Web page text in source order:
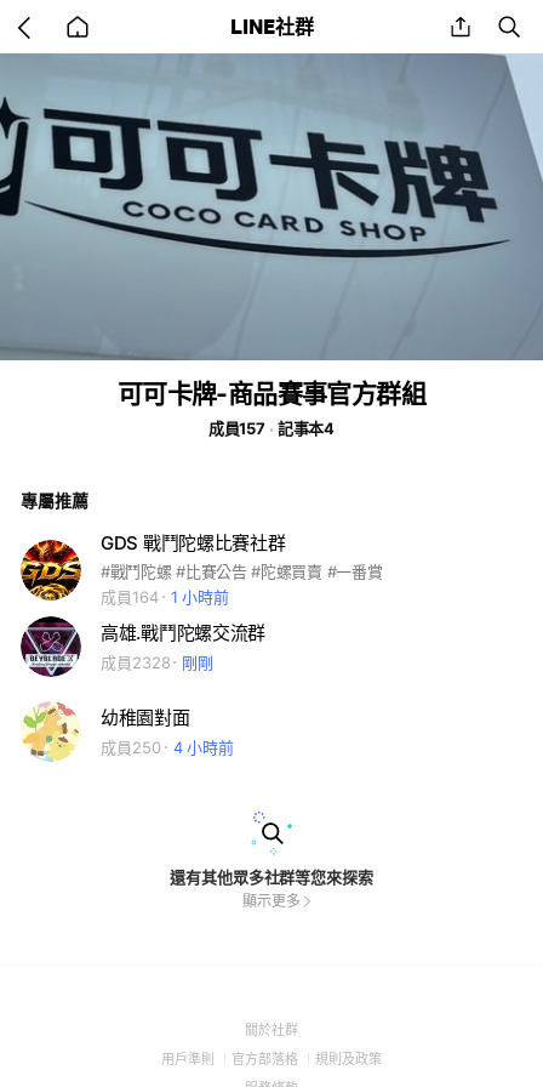
back
to
LINE社群 share
可可卡牌-商品賽事官方群組
成員157 記事本4
專屬推薦
GDS 戰鬥陀螺比賽社群
#戰鬥陀螺 #比賽公告 #陀螺買賣 #一番賞
成員164
1 小時前
高雄.戰鬥陀螺交流群
成員2328 剛剛
幼稚園對面
成員250 4 小時前
還有其他眾多社群等您來探索
顯示更多
關於社群(Open
用戶準則
(Open
官方部落格
(Open
規則及政策(Open